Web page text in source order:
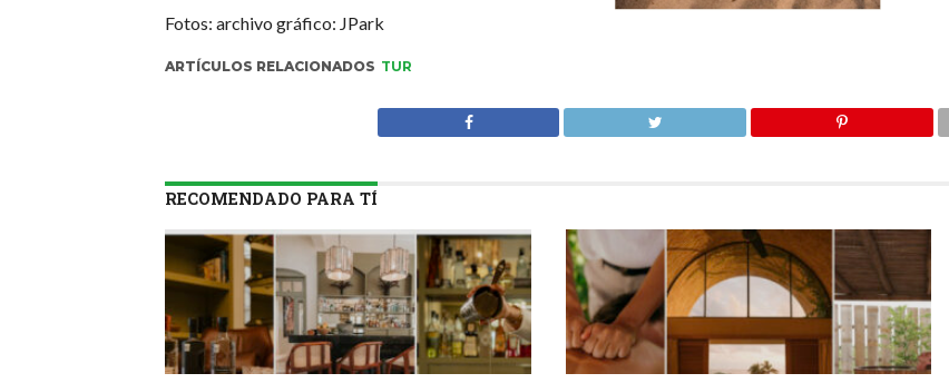
Fotos: archivo gráfico: JPark
ARTÍCULOS RELACIONADOS TUR
RECOMENDADO PARA TÍ